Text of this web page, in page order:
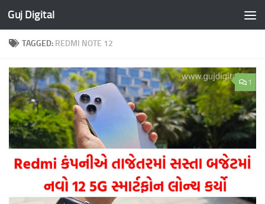
Skip to content
Guj Digital
TAGGED: REDMI NOTE 12
1